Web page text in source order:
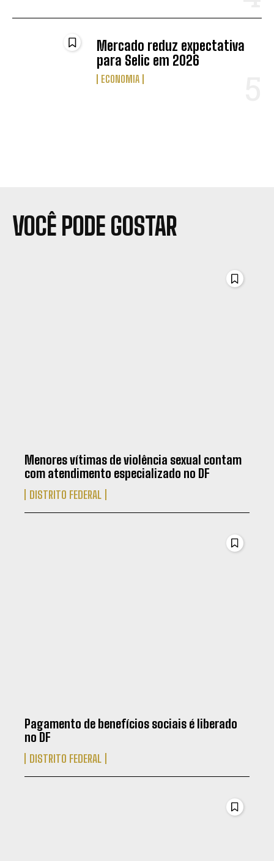
Mercado reduz expectativa
para Selic em 2026
ECONOMIA
VOCÊ PODE GOSTAR
Menores vítimas de violência sexual contam
com atendimento especializado no DF
DISTRITO FEDERAL
Pagamento de benefícios sociais é liberado
no DF
DISTRITO FEDERAL